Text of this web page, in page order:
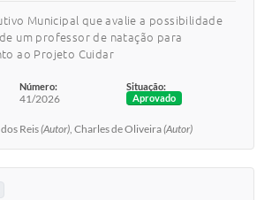
Municipal que avalie a possibilidade
um professor de natação para
ao Projeto Cuidar
Número:
41/2026
Situação:
Aprovado
Reis(Autor), Charles de Oliveira(Autor)